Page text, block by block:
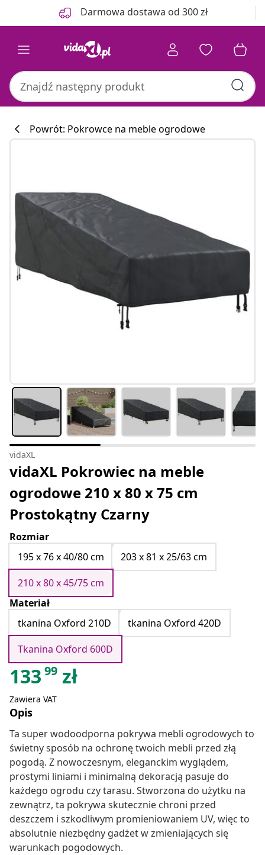
Darmowa dostawa od 300 zł
Powrót: Pokrowce na meble ogrodowe
vidaXL
vidaXL Pokrowiec na meble
ogrodowe 210 x 80 x 75 cm
Prostokątny Czarny
Rozmiar
195 x 76 x 40/80 cm
203 x 81 x 25/63 cm
210 x 80 x 45/75 cm
Materiał
tkanina Oxford 210D
tkanina Oxford 420D
Tkanina Oxford 600D
133 99 zł
Zawiera VAT
Opis
Ta super wodoodporna pokrywa mebli ogrodowych to
świetny sposób na ochronę twoich mebli przed złą
pogodą. Z nowoczesnym, eleganckim wyglądem,
prostymi liniami i minimalną dekoracją pasuje do
każdego ogrodu czy tarasu. Stworzona do użytku na
zewnątrz, ta pokrywa skutecznie chroni przed
deszczem i szkodliwym promieniowaniem UV, więc to
absolutnie niezbędny gadżet w zmieniających się
warunkach pogodowych.